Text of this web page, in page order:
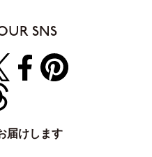
SNS
届けします